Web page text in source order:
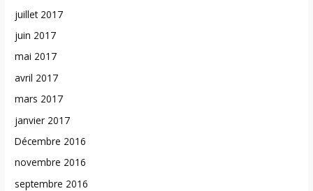
juillet 2017
juin 2017
mai 2017
avril 2017
mars 2017
janvier 2017
Décembre 2016
novembre 2016
septembre 2016